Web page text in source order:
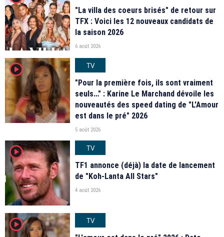
"La villa des coeurs brisés" de retour sur
TFX : Voici les 12 nouveaux candidats de
la saison 2026
6 août 2026
player2
TV
"Pour la première fois, ils sont vraiment
seuls…" : Karine Le Marchand dévoile les
nouveautés des speed dating de "L'Amour
est dans le pré" 2026
5 août 2026
player2
TV
TF1 annonce (déjà) la date de lancement
de "Koh-Lanta All Stars"
4 août 2026
player2
TV